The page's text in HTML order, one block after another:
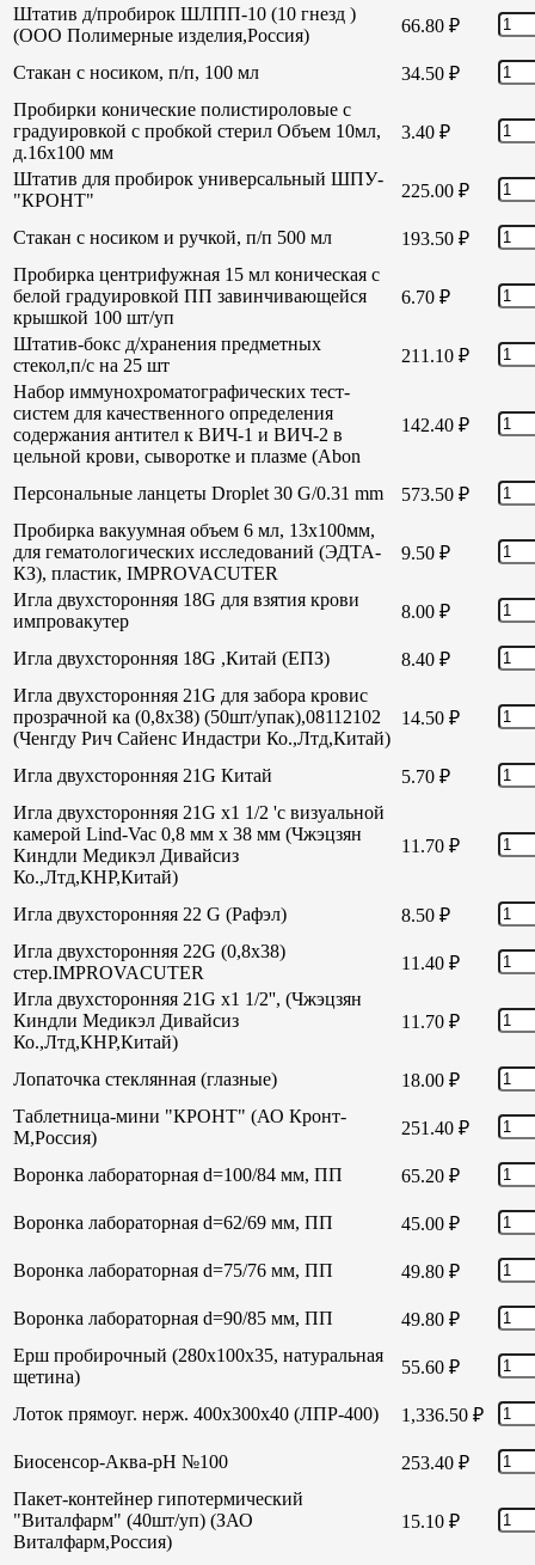
Штатив д/пробирок ШЛПП-10 (10 гнезд )
(ООО Полимерные изделия,Россия)
66.80 ₽
Стакан с носиком, п/п, 100 мл 34.50 ₽
Пробирки конические полистироловые с
градуировкой с пробкой стерил Объем 10мл,
д.16х100 мм
3.40 ₽
Штатив для пробирок универсальный ШПУ-
"КРОНТ"
225.00 ₽
Стакан с носиком и ручкой, п/п 500 мл 193.50 ₽
Пробирка центрифужная 15 мл коническая с
белой градуировкой ПП завинчивающейся
крышкой 100 шт/уп
6.70 ₽
Штатив-бокс д/хранения предметных
стекол,п/с на 25 шт
211.10 ₽
Набор иммунохроматографических тест-
систем для качественного определения
содержания антител к ВИЧ-1 и ВИЧ-2 в
цельной крови, сыворотке и плазме (Abon
142.40 ₽
Персональные ланцеты Droplet 30 G/0.31 mm 573.50 ₽
Пробирка вакуумная объем 6 мл, 13х100мм,
для гематологических исследований (ЭДТА-
КЗ), пластик, IMPROVACUTER
9.50 ₽
Игла двухсторонняя 18G для взятия крови
импровакутер
8.00 ₽
Игла двухсторонняя 18G ,Китай (ЕПЗ) 8.40 ₽
Игла двухсторонняя 21G для забора кровис
прозрачной ка (0,8х38) (50шт/упак),08112102
(Ченгду Рич Сайенс Индастри Ко.,Лтд,Китай)
14.50 ₽
Игла двухсторонняя 21G Китай 5.70 ₽
Игла двухсторонняя 21G х1 1/2 'с визуальной
камерой Lind-Vac 0,8 мм х 38 мм (Чжэцзян
Киндли Медикэл Дивайсиз
Ко.,Лтд,КНР,Китай)
11.70 ₽
Игла двухсторонняя 22 G (Рафэл) 8.50 ₽
Игла двухсторонняя 22G (0,8х38)
стер.IMPROVACUTER
11.40 ₽
Игла двухсторонняя 21G х1 1/2'', (Чжэцзян
Киндли Медикэл Дивайсиз
Ко.,Лтд,КНР,Китай)
11.70 ₽
Лопаточка стеклянная (глазные) 18.00 ₽
Таблетница-мини "КРОНТ" (АО Кронт-
М,Россия)
251.40 ₽
Воронка лабораторная d=100/84 мм, ПП 65.20 ₽
Воронка лабораторная d=62/69 мм, ПП 45.00 ₽
Воронка лабораторная d=75/76 мм, ПП 49.80 ₽
Воронка лабораторная d=90/85 мм, ПП 49.80 ₽
Ерш пробирочный (280х100х35, натуральная
щетина)
55.60 ₽
Лоток прямоуг. нерж. 400х300х40 (ЛПР-400) 1,336.50 ₽
Биосенсор-Аква-рН №100 253.40 ₽
Пакет-контейнер гипотермический
"Виталфарм" (40шт/уп) (ЗАО
Виталфарм,Россия)
15.10 ₽